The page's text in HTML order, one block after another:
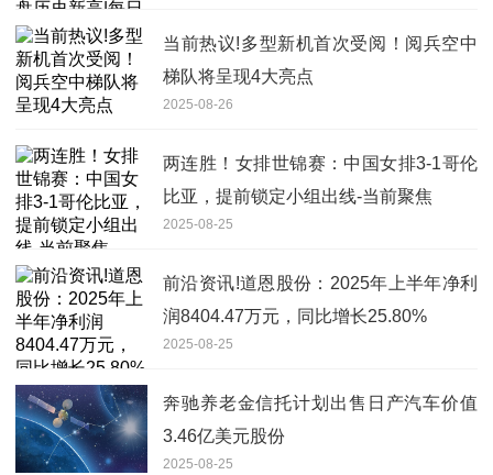
当前热议!多型新机首次受阅！阅兵空中
梯队将呈现4大亮点
2025-08-26
两连胜！女排世锦赛：中国女排3-1哥伦
比亚，提前锁定小组出线-当前聚焦
2025-08-25
前沿资讯!道恩股份：2025年上半年净利
润8404.47万元，同比增长25.80%
2025-08-25
奔驰养老金信托计划出售日产汽车价值
3.46亿美元股份
2025-08-25